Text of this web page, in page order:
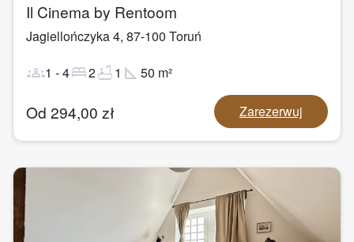
Il Cinema by Rentoom
Jagiellończyka 4, 87-100 Toruń
groups1 -4bed2bathtub1 square_foot 50 m²
Od 294,00 zł Zarezerwuj